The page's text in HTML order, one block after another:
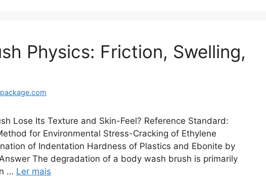
Physics: Friction, Swelling,
Lose Its Texture and Skin-Feel? Reference Standard:
for Environmental Stress-Cracking of Ethylene
of Indentation Hardness of Plastics and Ebonite by
The degradation of a body wash brush is primarily
… Ler mais